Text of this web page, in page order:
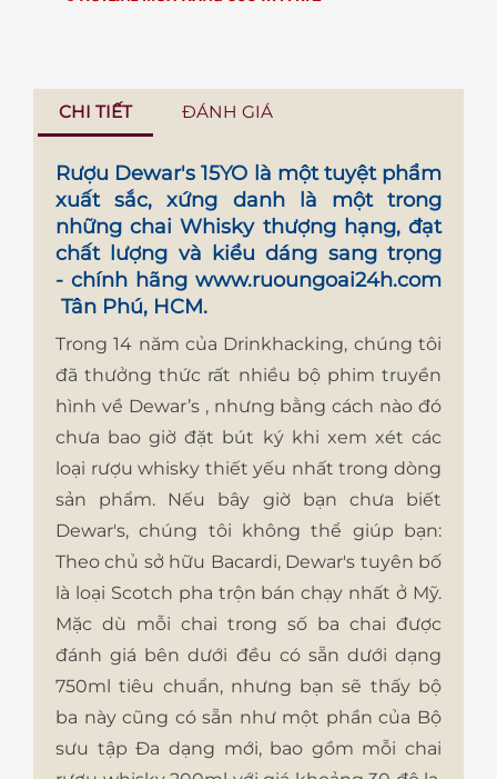
CHI TIẾT ĐÁNH GIÁ
Rượu Dewar's 15YO là một tuyệt phẩm
xuất sắc, xứng danh là một trong
những chai Whisky thượng hạng, đạt
chất lượng và kiểu dáng sang trọng
- chính hãng www.ruoungoai24h.com
Tân Phú, HCM.
Trong 14 năm của Drinkhacking, chúng tôi
đã thưởng thức rất nhiều bộ phim truyền
hình về Dewar’s , nhưng bằng cách nào đó
chưa bao giờ đặt bút ký khi xem xét các
loại rượu whisky thiết yếu nhất trong dòng
sản phẩm. Nếu bây giờ bạn chưa biết
Dewar's, chúng tôi không thể giúp bạn:
Theo chủ sở hữu Bacardi, Dewar's tuyên bố
là loại Scotch pha trộn bán chạy nhất ở Mỹ.
Mặc dù mỗi chai trong số ba chai được
đánh giá bên dưới đều có sẵn dưới dạng
750ml tiêu chuẩn, nhưng bạn sẽ thấy bộ
ba này cũng có sẵn như một phần của Bộ
sưu tập Đa dạng mới, bao gồm mỗi chai